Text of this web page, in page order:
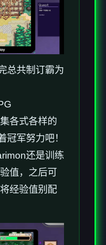
总共制订霸为
各式各样的
冠军努力吧！
还是训练
值，之后可
经验值别配